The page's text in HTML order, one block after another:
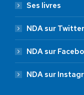
Ses livres
NDA sur Twitter
NDA sur
NDA sur